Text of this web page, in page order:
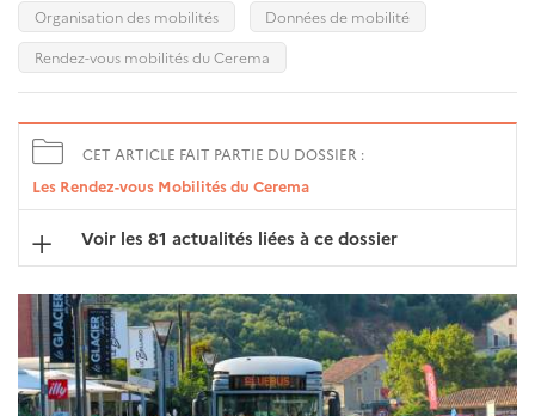
Organisation des mobilités
Données de mobilité
Rendez-vous mobilités du Cerema
CET ARTICLE FAIT PARTIE DU DOSSIER :
Les Rendez-vous Mobilités du Cerema
Voir les 81 actualités liées à ce dossier